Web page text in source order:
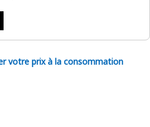
votre prix à la consommation